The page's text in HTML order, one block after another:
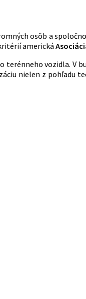
osôb a
americká
vozidla. V
nielen z pohľadu